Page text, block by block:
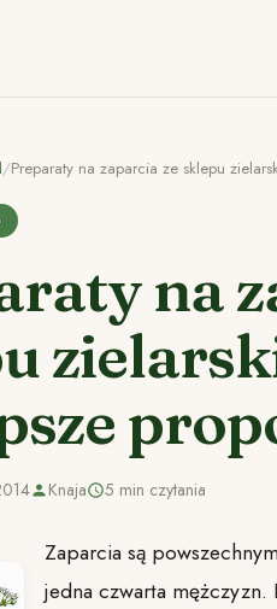
/Preparaty na zaparcia ze sklepu
na
Knaja 5 min czytania
Zaparcia są
jedna czwarta